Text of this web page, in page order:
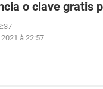
o clave gratis
à 22:57